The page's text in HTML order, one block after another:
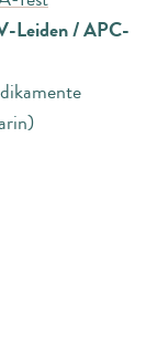
Leiden / APC-